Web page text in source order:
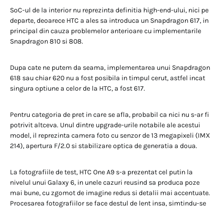
SoC-ul de la interior nu reprezinta definitia high-end-ului, nici pe
departe, deoarece HTC a ales sa introduca un Snapdragon 617, in
principal din cauza problemelor anterioare cu implementarile
Snapdragon 810 si 808.
Dupa cate ne putem da seama, implementarea unui Snapdragon
618 sau chiar 620 nu a fost posibila in timpul cerut, astfel incat
singura optiune a celor de la HTC, a fost 617.
Pentru categoria de pret in care se afla, probabil ca nici nu s-ar fi
potrivit altceva. Unul dintre upgrade-urile notabile ale acestui
model, il reprezinta camera foto cu senzor de 13 megapixeli (IMX
214), apertura F/2.0 si stabilizare optica de generatia a doua.
La fotografiile de test, HTC One A9 s-a prezentat cel putin la
nivelul unui Galaxy 6, in unele cazuri reusind sa produca poze
mai bune, cu zgomot de imagine redus si detalii mai accentuate.
Procesarea fotografiilor se face destul de lent insa, simtindu-se